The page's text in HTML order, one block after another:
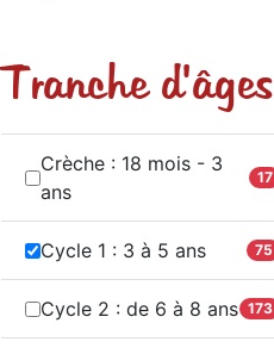
Tranche d'âges
Crèche : 18 mois - 3
ans
17
Cycle 1 : 3 à 5 ans 75
Cycle 2 : de 6 à 8 ans 173